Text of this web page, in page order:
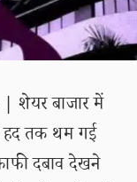
| शेयर बाजार में
तक थम गई
दबाव देखने